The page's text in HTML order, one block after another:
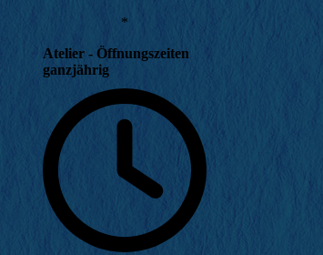
*
Atelier - Öffnungszeiten
ganzjährig